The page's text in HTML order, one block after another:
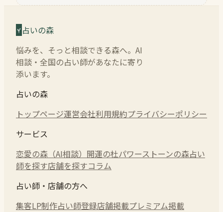
占いの森
悩みを、そっと相談できる森へ。AI
相談・全国の占い師があなたに寄り
添います。
占いの森
トップページ運営会社利用規約プライバシーポリシー
サービス
恋愛の森（AI相談） 開運の杜パワーストーンの森占い
師を探す店舗を探すコラム
占い師・店舗の方へ
集客LP制作占い師登録店舗掲載プレミアム掲載